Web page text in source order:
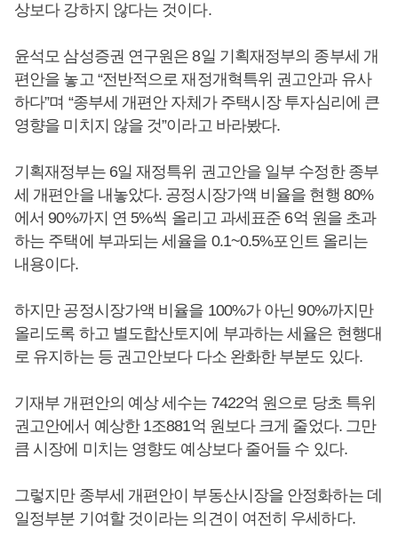
상보다 강하지 않다는 것이다.
윤석모 삼성증권 연구원은 8일 기획재정부의 종부세 개
편안을 놓고 “전반적으로 재정개혁특위 권고안과 유사
하다”며 “종부세 개편안 자체가 주택시장 투자심리에 큰
영향을 미치지 않을 것”이라고 바라봤다.
기획재정부는 6일 재정특위 권고안을 일부 수정한 종부
세 개편안을 내놓았다. 공정시장가액 비율을 현행 80%
에서 90%까지 연 5%씩 올리고 과세표준 6억 원을 초과
하는 주택에 부과되는 세율을 0.1~0.5%포인트 올리는
내용이다.
하지만 공정시장가액 비율을 100%가 아닌 90%까지만
올리도록 하고 별도합산토지에 부과하는 세율은 현행대
로 유지하는 등 권고안보다 다소 완화한 부분도 있다.
기재부 개편안의 예상 세수는 7422억 원으로 당초 특위
권고안에서 예상한 1조881억 원보다 크게 줄었다. 그만
큼 시장에 미치는 영향도 예상보다 줄어들 수 있다.
그렇지만 종부세 개편안이 부동산시장을 안정화하는 데
일정부분 기여할 것이라는 의견이 여전히 우세하다.